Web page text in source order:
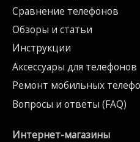
Сравнение телефонов
Обзоры и статьи
Инструкции
Аксессуары для телефонов
Ремонт мобильных
Вопросы и ответы (FAQ)
Интернет-магазины